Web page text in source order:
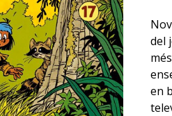
del
en